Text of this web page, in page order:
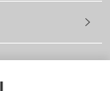
